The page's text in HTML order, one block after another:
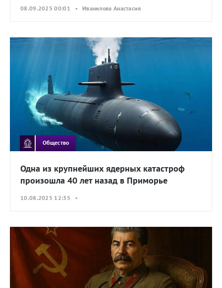
08.09.2025 00:01 • Иванилова Анастасия
Общество
Одна из крупнейших ядерных катастроф
произошла 40 лет назад в Приморье
10.08.2025 12:35 •